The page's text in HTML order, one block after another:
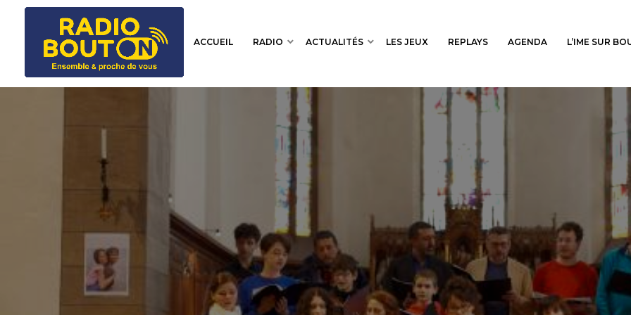
ACCUEIL RADIO ACTUALITÉS LES JEUX REPLAYS AGENDA L’IME SUR